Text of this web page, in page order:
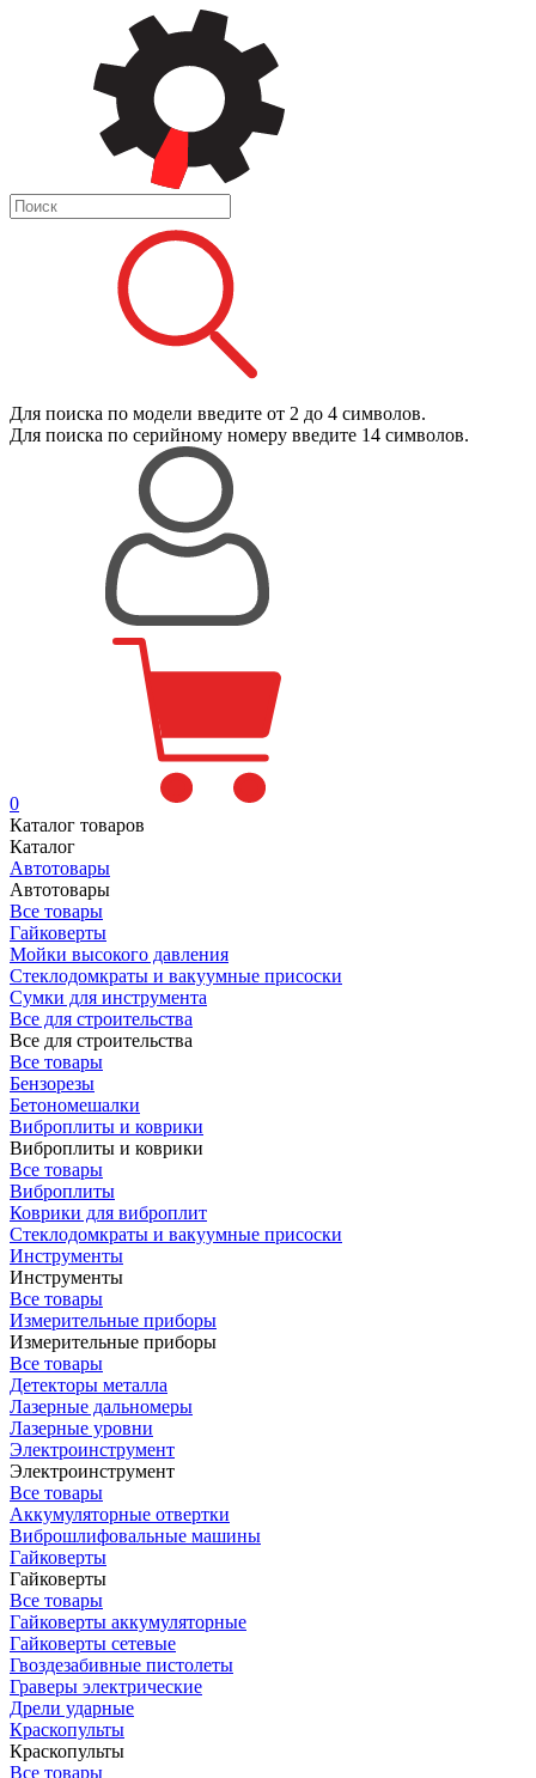
Для поиска по модели введите от 2 до 4 символов.
Для поиска по серийному номеру введите 14 символов.
0
Каталог товаров
Каталог
Автотовары
Автотовары
Все товары
Гайковерты
Мойки высокого давления
Стеклодомкраты и вакуумные присоски
Сумки для инструмента
Все для строительства
Все для строительства
Все товары
Бензорезы
Бетономешалки
Виброплиты и коврики
Виброплиты и коврики
Все товары
Виброплиты
Коврики для виброплит
Стеклодомкраты и вакуумные присоски
Инструменты
Инструменты
Все товары
Измерительные приборы
Измерительные приборы
Все товары
Детекторы металла
Лазерные дальномеры
Лазерные уровни
Электроинструмент
Электроинструмент
Все товары
Аккумуляторные отвертки
Виброшлифовальные машины
Гайковерты
Гайковерты
Все товары
Гайковерты аккумуляторные
Гайковерты сетевые
Гвоздезабивные пистолеты
Граверы электрические
Дрели ударные
Краскопульты
Краскопульты
Все товары